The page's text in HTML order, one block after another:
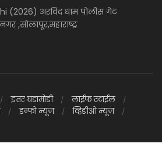
(2026) अरविंद धाम पोलीस गेट
,सोलापूर,महाराष्ट्र
इतर घडामोडी
लाईफ स्टाईल
इन्फो न्यूज
व्हिडीओ न्यूज